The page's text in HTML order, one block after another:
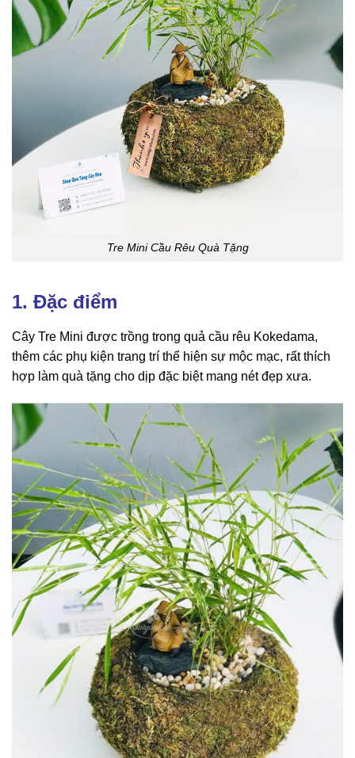
Tre Mini Cầu Rêu Quà Tặng
1. Đặc điểm
Cây Tre Mini được trồng trong quả cầu rêu Kokedama,
thêm các phụ kiện trang trí thể hiện sự mộc mạc, rất thích
hợp làm quà tặng cho dịp đặc biệt mang nét đẹp xưa.